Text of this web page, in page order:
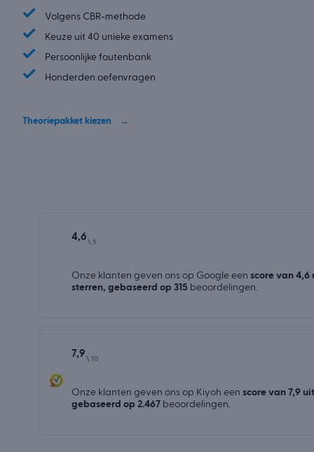
✓ Volgens CBR-methode
✓ Keuze uit 40 unieke examens
✓ Persoonlijke foutenbank
✓ Honderden oefenvragen
Theoriepakket kiezen
4,6 \ 5
Onze klanten geven ons op Google een score van 4,6
sterren, gebaseerd op 315 beoordelingen.
7,9 \ 10
Onze klanten geven ons op Kiyoh een score van 7,9
gebaseerd op 2.467 beoordelingen.